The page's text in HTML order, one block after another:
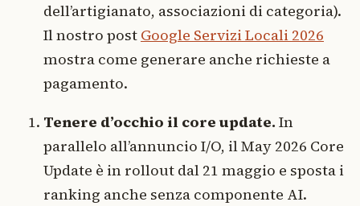
dell’artigianato, associazioni di categoria).
Il nostro post Google Servizi Locali 2026
mostra come generare anche richieste a
pagamento.
Tenere d’occhio il core update. In
parallelo all’annuncio I/O, il May 2026 Core
Update è in rollout dal 21 maggio e sposta i
ranking anche senza componente AI.